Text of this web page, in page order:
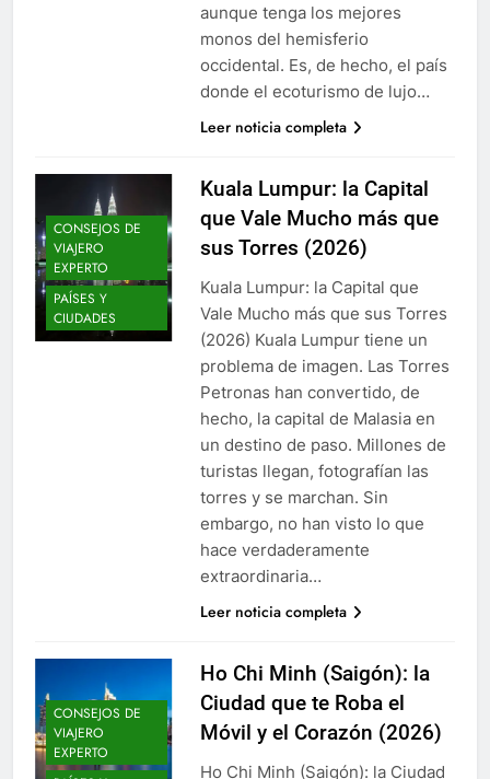
aunque tenga los mejores
monos del hemisferio
occidental. Es, de hecho, el país
donde el ecoturismo de lujo…
Leer noticia completa
CONSEJOS DE
VIAJERO
EXPERTO
PAÍSES Y
CIUDADES
Kuala Lumpur: la Capital
que Vale Mucho más que
sus Torres (2026)
Kuala Lumpur: la Capital que
Vale Mucho más que sus Torres
(2026) Kuala Lumpur tiene un
problema de imagen. Las Torres
Petronas han convertido, de
hecho, la capital de Malasia en
un destino de paso. Millones de
turistas llegan, fotografían las
torres y se marchan. Sin
embargo, no han visto lo que
hace verdaderamente
extraordinaria…
Leer noticia completa
CONSEJOS DE
VIAJERO
EXPERTO
Ho Chi Minh (Saigón): la
Ciudad que te Roba el
Móvil y el Corazón (2026)
Ho Chi Minh (Saigón): la Ciudad